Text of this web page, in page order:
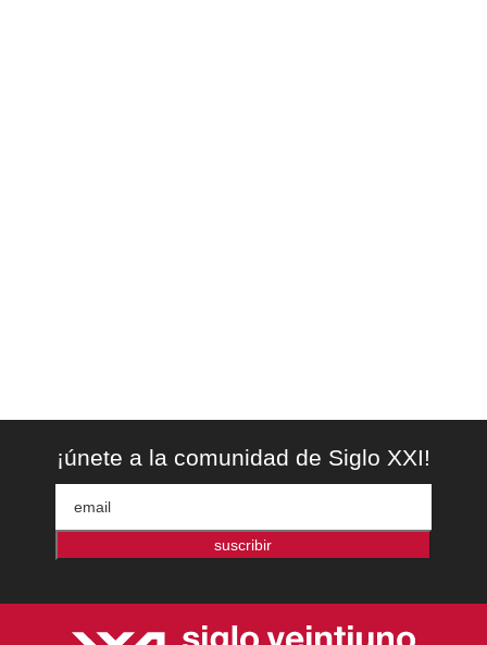
¡únete a la comunidad de Siglo XXI!
suscribir